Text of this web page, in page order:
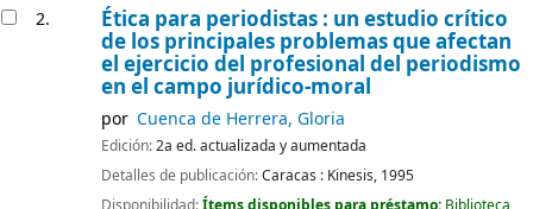
2. Ética para periodistas : un estudio crítico
de los principales problemas que afectan
el ejercicio del profesional del periodismo
en el campo jurídico-moral
por Cuenca de Herrera, Gloria
Edición:2a ed. actualizada y aumentada
Detalles de publicación:Caracas : Kinesis, 1995